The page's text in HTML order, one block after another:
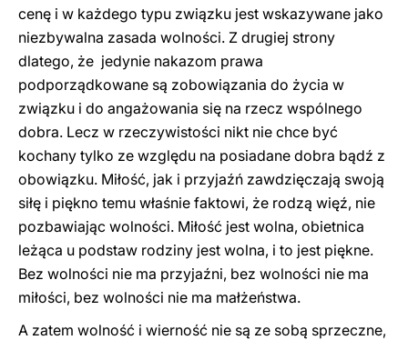
cenę i w każdego typu związku jest wskazywane jako
niezbywalna zasada wolności. Z drugiej strony
dlatego, że jedynie nakazom prawa
podporządkowane są zobowiązania do życia w
związku i do angażowania się na rzecz wspólnego
dobra. Lecz w rzeczywistości nikt nie chce być
kochany tylko ze względu na posiadane dobra bądź z
obowiązku. Miłość, jak i przyjaźń zawdzięczają swoją
siłę i piękno temu właśnie faktowi, że rodzą więź, nie
pozbawiając wolności. Miłość jest wolna, obietnica
leżąca u podstaw rodziny jest wolna, i to jest piękne.
Bez wolności nie ma przyjaźni, bez wolności nie ma
miłości, bez wolności nie ma małżeństwa.
A zatem wolność i wierność nie są ze sobą sprzeczne,